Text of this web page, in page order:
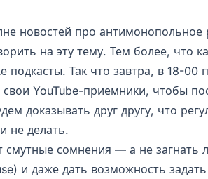
новостей про антимонопольное
на эту тему. Тем более, что
подкасты. Так что завтра, в 18-00
свои YouTube-приемники, чтобы
доказывать друг другу, что
не делать.
смутные сомнения — а не загнать
и даже дать возможность